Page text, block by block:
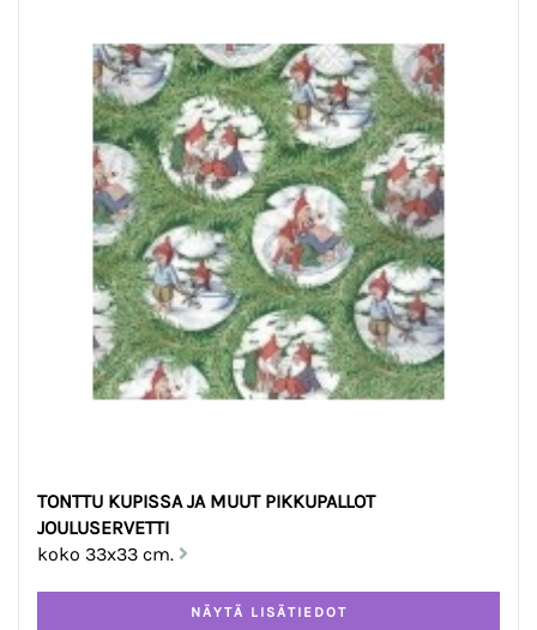
TONTTU KUPISSA JA MUUT PIKKUPALLOT
JOULUSERVETTI
koko 33x33 cm.